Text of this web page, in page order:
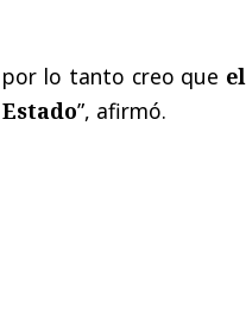
lo tanto creo que el
”, afirmó.